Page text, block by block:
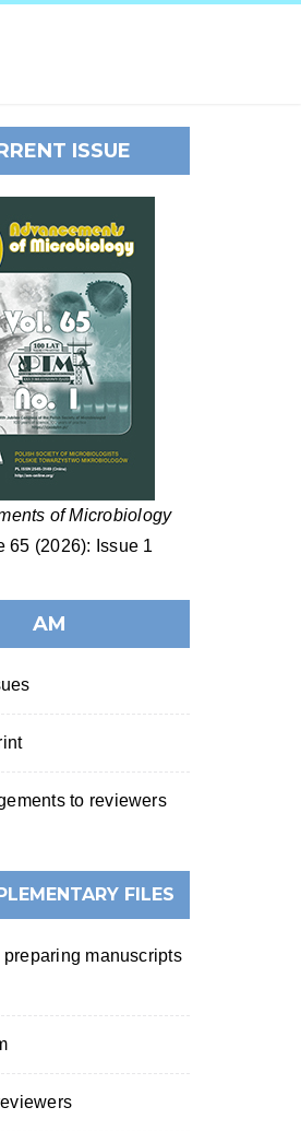
ISSUE
of Microbiology
65 (2026): Issue 1
AM
to reviewers
FILES
preparing manuscripts